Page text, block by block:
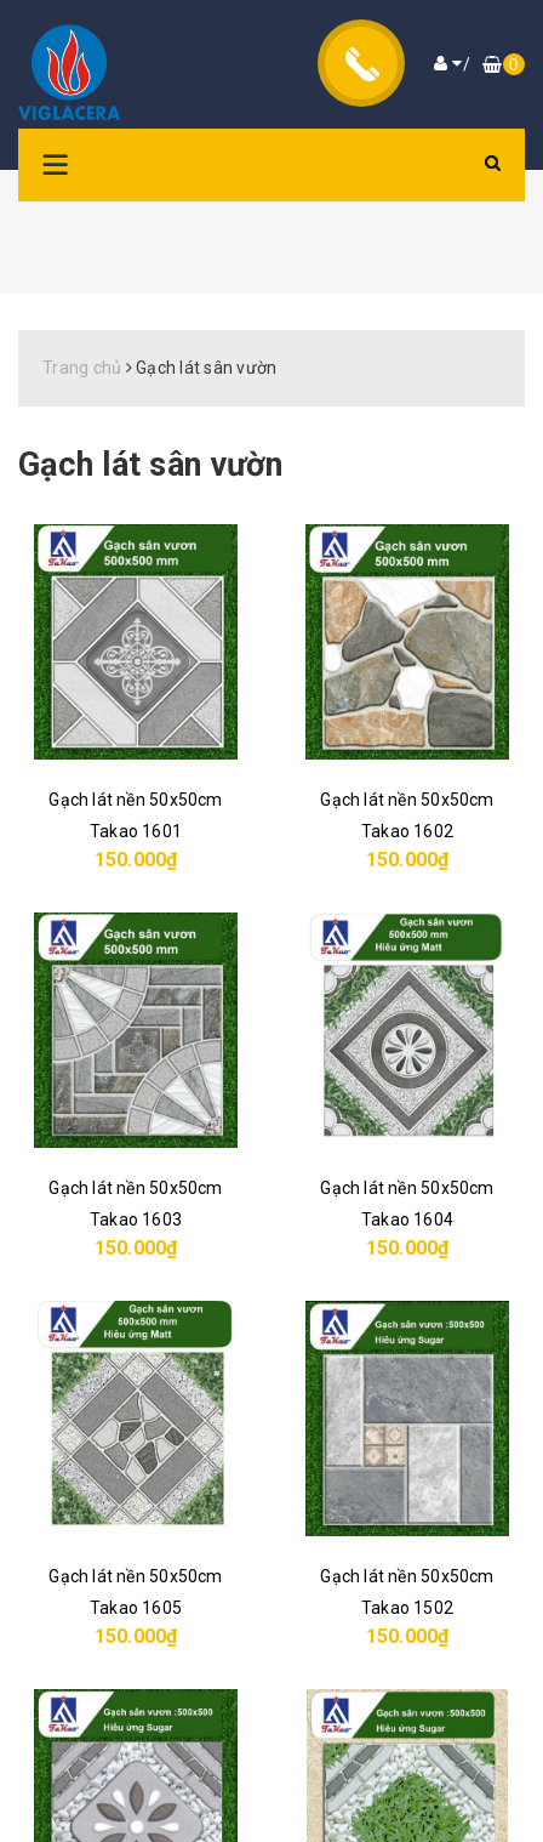
/ 0
Trang chủ Gạch lát sân vườn
Gạch lát sân vườn
Gạch lát nền 50x50cm
Takao 1601
150.000₫
Gạch lát nền 50x50cm
Takao 1602
150.000₫
Gạch lát nền 50x50cm
Takao 1603
150.000₫
Gạch lát nền 50x50cm
Takao 1604
150.000₫
Gạch lát nền 50x50cm
Takao 1605
150.000₫
Gạch lát nền 50x50cm
Takao 1502
150.000₫